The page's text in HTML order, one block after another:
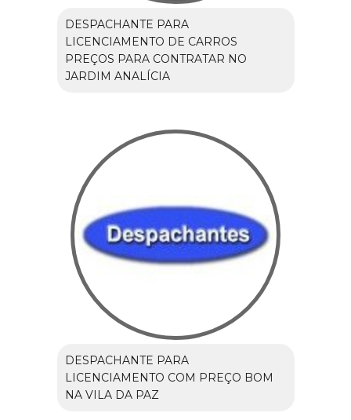
DESPACHANTE PARA
LICENCIAMENTO DE CARROS
PREÇOS PARA CONTRATAR NO
JARDIM ANALÍCIA
DESPACHANTE PARA
LICENCIAMENTO COM PREÇO BOM
NA VILA DA PAZ